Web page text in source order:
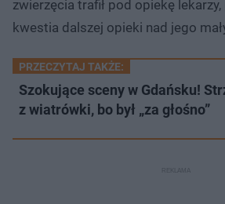
zwierzęcia trafił pod opiekę lekarzy,
kwestia dalszej opieki nad jego
PRZECZYTAJ TAKŻE:
Szokujące sceny w Gdańsku!
z wiatrówki, bo był „za głośno”